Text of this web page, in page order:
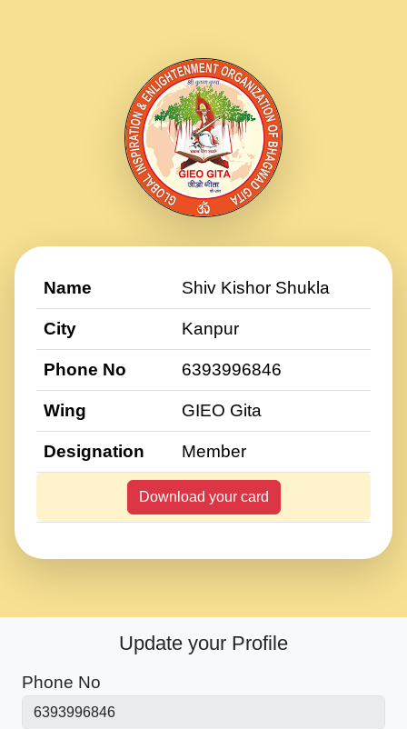
Name Shiv Kishor Shukla
City Kanpur
Phone No 6393996846
Wing GIEO Gita
Designation Member
Download your card
Update your Profile
Phone No